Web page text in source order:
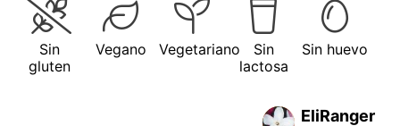
Sin
gluten
Vegano Vegetariano
Sin
lactosa
Sin huevo
EliRanger